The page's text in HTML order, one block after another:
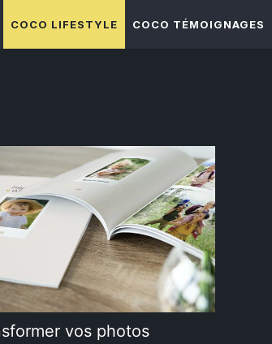
COCO LIFESTYLE COCO TÉMOIGNAGES
vos photos